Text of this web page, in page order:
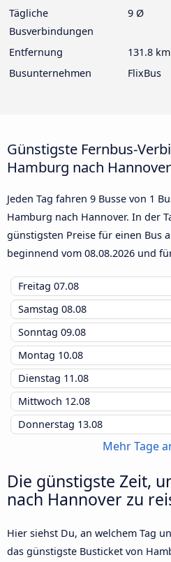
Tägliche
Busverbindungen
9 Ø
Entfernung
131.8 km
Busunternehmen
FlixBus
Günstigste Fernbus-
Hamburg nach Hannover
Jeden Tag fahren 9 Busse von 1
Hamburg nach Hannover. In der
günstigsten Preise für einen Bus
beginnend vom 08.08.2026 und
Freitag 07.08
Samstag 08.08
Sonntag 09.08
Montag 10.08
Dienstag 11.08
Mittwoch 12.08
Donnerstag 13.08
Mehr Tage
Die günstigste Zeit,
nach Hannover zu
Hier siehst Du, an welchem Tag
das günstigste Busticket von